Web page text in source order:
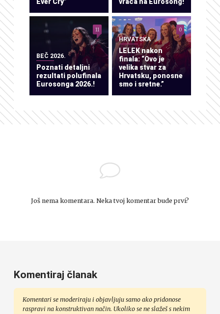
BEČ 2026.
Poznati detaljni
rezultati polufinala
Eurosonga 2026.!
11
HRVATSKA
LELEK nakon
finala: “Ovo je
velika stvar za
Hrvatsku, ponosne
smo i sretne.”
0
Još nema komentara. Neka tvoj komentar bude prvi?
Komentiraj članak
Komentari se moderiraju i objavljuju samo ako pridonose
raspravi na konstruktivan način. Ukoliko se ne slažeš s nekim